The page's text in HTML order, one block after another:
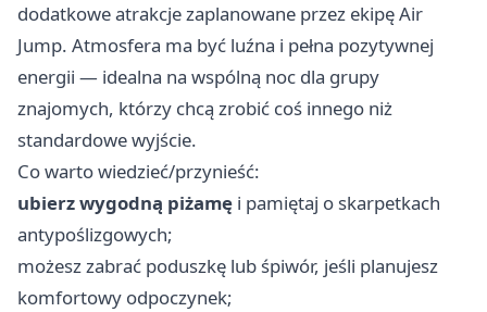
dodatkowe atrakcje zaplanowane przez ekipę Air
Jump. Atmosfera ma być luźna i pełna pozytywnej
energii — idealna na wspólną noc dla grupy
znajomych, którzy chcą zrobić coś innego niż
standardowe wyjście. ‍
Co warto wiedzieć/przynieść:
ubierz wygodną piżamę i pamiętaj o skarpetkach
antypoślizgowych;
możesz zabrać poduszkę lub śpiwór, jeśli planujesz
komfortowy odpoczynek;